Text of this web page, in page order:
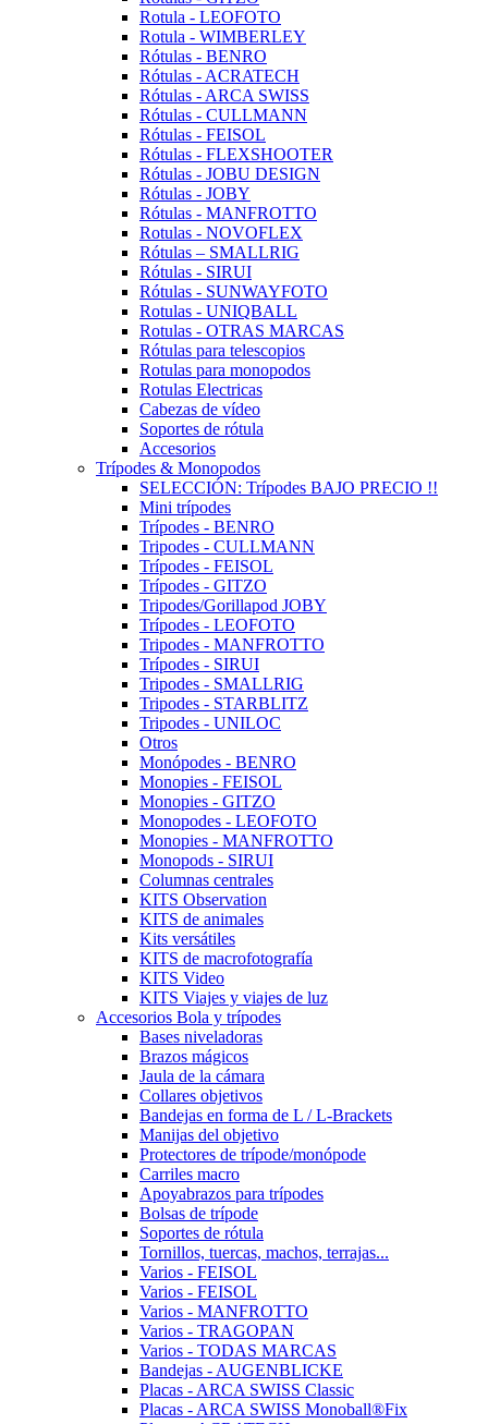
Rotula - LEOFOTO
Rotula - WIMBERLEY
Rótulas - BENRO
Rótulas - ACRATECH
Rótulas - ARCA SWISS
Rótulas - CULLMANN
Rótulas - FEISOL
Rótulas - FLEXSHOOTER
Rótulas - JOBU DESIGN
Rótulas - JOBY
Rótulas - MANFROTTO
Rotulas - NOVOFLEX
Rótulas – SMALLRIG
Rótulas - SIRUI
Rótulas - SUNWAYFOTO
Rotulas - UNIQBALL
Rotulas - OTRAS MARCAS
Rótulas para telescopios
Rotulas para monopodos
Rotulas Electricas
Cabezas de vídeo
Soportes de rótula
Accesorios
Trípodes & Monopodos
SELECCIÓN: Trípodes BAJO PRECIO !!
Mini trípodes
Trípodes - BENRO
Tripodes - CULLMANN
Trípodes - FEISOL
Trípodes - GITZO
Tripodes/Gorillapod JOBY
Trípodes - LEOFOTO
Tripodes - MANFROTTO
Trípodes - SIRUI
Tripodes - SMALLRIG
Tripodes - STARBLITZ
Tripodes - UNILOC
Otros
Monópodes - BENRO
Monopies - FEISOL
Monopies - GITZO
Monopodes - LEOFOTO
Monopies - MANFROTTO
Monopods - SIRUI
Columnas centrales
KITS Observation
KITS de animales
Kits versátiles
KITS de macrofotografía
KITS Video
KITS Viajes y viajes de luz
Accesorios Bola y trípodes
Bases niveladoras
Brazos mágicos
Jaula de la cámara
Collares objetivos
Bandejas en forma de L / L-Brackets
Manijas del objetivo
Protectores de trípode/monópode
Carriles macro
Apoyabrazos para trípodes
Bolsas de trípode
Soportes de rótula
Tornillos, tuercas, machos, terrajas...
Varios - FEISOL
Varios - FEISOL
Varios - MANFROTTO
Varios - TRAGOPAN
Varios - TODAS MARCAS
Bandejas - AUGENBLICKE
Placas - ARCA SWISS Classic
Placas - ARCA SWISS Monoball®Fix